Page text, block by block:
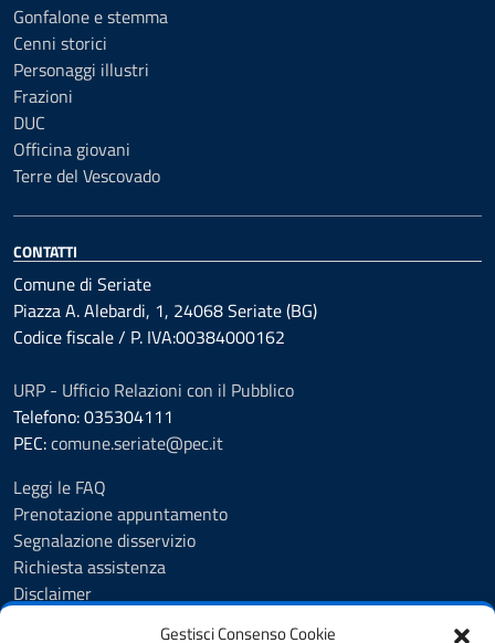
Gestisci Consenso Cookie
Gonfalone e stemma
Cenni storici
Personaggi illustri
Frazioni
DUC
Officina giovani
Terre del Vescovado
CONTATTI
Comune di Seriate
Piazza A. Alebardi, 1, 24068 Seriate (BG)
Codice fiscale / P. IVA:00384000162
URP - Ufficio Relazioni con il Pubblico
Telefono: 035304111
PEC:comune.seriate@pec.it
Leggi le FAQ
Prenotazione appuntamento
Segnalazione disservizio
Richiesta assistenza
Disclaimer